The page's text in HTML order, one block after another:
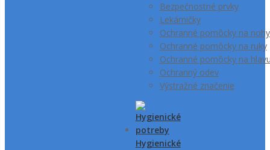
Bezpečnostné prvky
Lekárničky
Ochranné pomôcky na nohy
Ochranné pomôcky na ruky
Ochranné pomôcky na
Ochranný odev
Výstražné značenie
Hygienické